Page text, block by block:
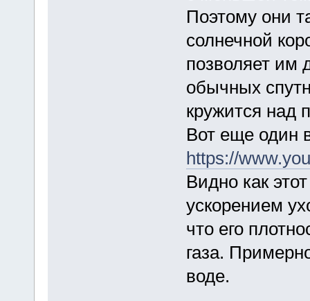
Поэтому они
солнечной
позволяет им
обычных
кружится над
Вот еще один
https://
Видно как
ускорением
что его
газа.
воде.